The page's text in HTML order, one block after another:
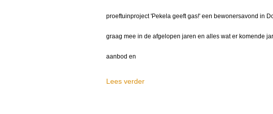
proeftuinproject 'Pekela geeft gas!' een bewonersavond in
graag mee in de afgelopen jaren en alles wat er komende
aanbod en
Lees verder